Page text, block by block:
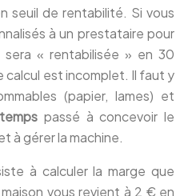
seuil de rentabilité. Si vous
à un prestataire pour
« rentabilisée » en 30
est incomplet. Il faut y
(papier, lames) et
passé à concevoir le
à gérer la machine.
à calculer la marge que
vous revient à 2 € en